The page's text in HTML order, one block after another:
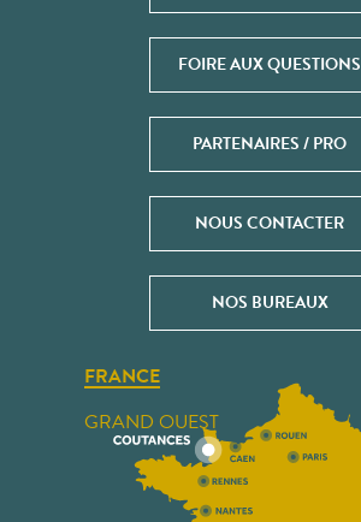
FOIRE AUX QUESTIONS
PARTENAIRES / PRO
NOUS CONTACTER
NOS BUREAUX
FRANCE
GRAND OUEST